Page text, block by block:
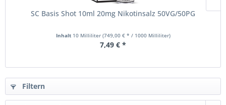
SC Basis Shot 10ml 20mg Nikotinsalz 50VG/50PG
Inhalt 10 Milliliter (749,00 € * / 1000 Milliliter)
7,49 € *
Filtern